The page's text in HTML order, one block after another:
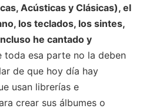
Acústicas y Clásicas), el
los teclados, los sintes,
he cantado y
toda esa parte no la deben
de que hoy día hay
usan librerías e
crear sus álbumes o